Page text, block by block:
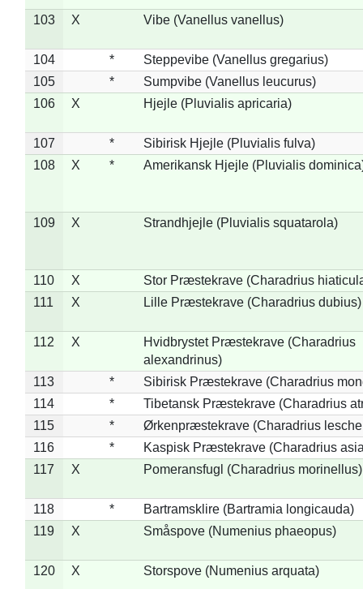
103 X Vibe (Vanellus vanellus)
104 *
Steppevibe (Vanellus gregarius)
105
*
Sumpvibe (Vanellus leucurus)
106
X Hjejle (Pluvialis apricaria)
107 *
Sibirisk Hjejle (Pluvialis fulva)
108
X * Amerikansk Hjejle (Pluvialis
109 X Strandhjejle (Pluvialis squatarola)
110 X
Stor Præstekrave (Charadrius
111
X Lille Præstekrave (Charadrius dubius)
112 X
Hvidbrystet Præstekrave (Charadrius
alexandrinus)
113
*
Sibirisk Præstekrave (Charadrius
114
*
Tibetansk Præstekrave (Charadrius
115
*
Ørkenpræstekrave (Charadrius
116
*
Kaspisk Præstekrave (Charadrius
117
X Pomeransfugl (Charadrius morinellus)
118 *
Bartramsklire (Bartramia longicauda)
119
X Småspove (Numenius phaeopus)
120 X Storspove (Numenius arquata)